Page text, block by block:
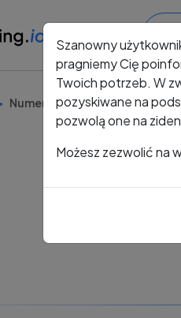
Numer +48 487 896 742
Szanowny
pragniemy Cię
Twoich potrzeb. W
pozyskiwane na
pozwolą one na
Możesz zezwolić na